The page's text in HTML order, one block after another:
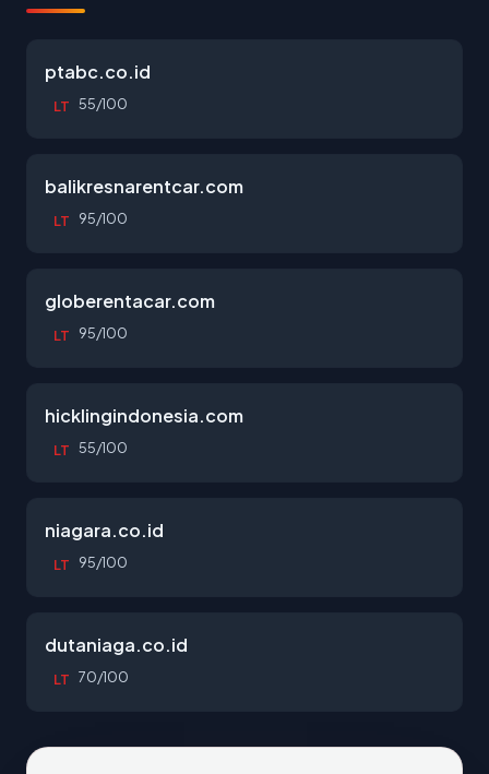
ptabc.co.id
LT 55/100
balikresnarentcar.com
LT 95/100
globerentacar.com
LT 95/100
hicklingindonesia.com
LT 55/100
niagara.co.id
LT 95/100
dutaniaga.co.id
LT 70/100